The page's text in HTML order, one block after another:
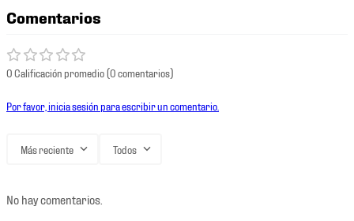
Comentarios
0 Calificación promedio(0 comentarios)
Por favor, inicia sesión para escribir un comentario.
Más reciente Todos
No hay comentarios.